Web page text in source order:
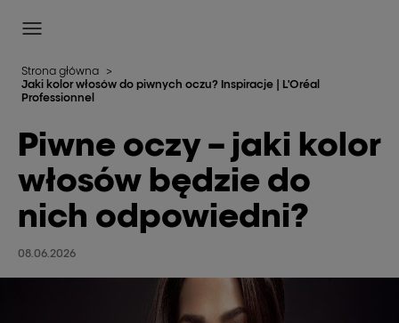
L'Oréal Professionnel Paris
Site Menu
Strona główna >
Jaki kolor włosów do piwnych oczu? Inspiracje | L'Oréal
Professionnel
Piwne oczy – jaki kolor
włosów będzie do
nich odpowiedni?
08.06.2026